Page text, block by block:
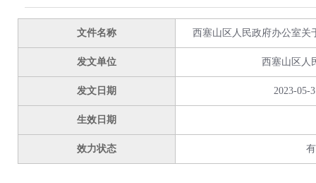
文件名称 西塞山区人民政府办公室关
发文单位 西塞山区人
发文日期 2023-05-
生效日期
效力状态